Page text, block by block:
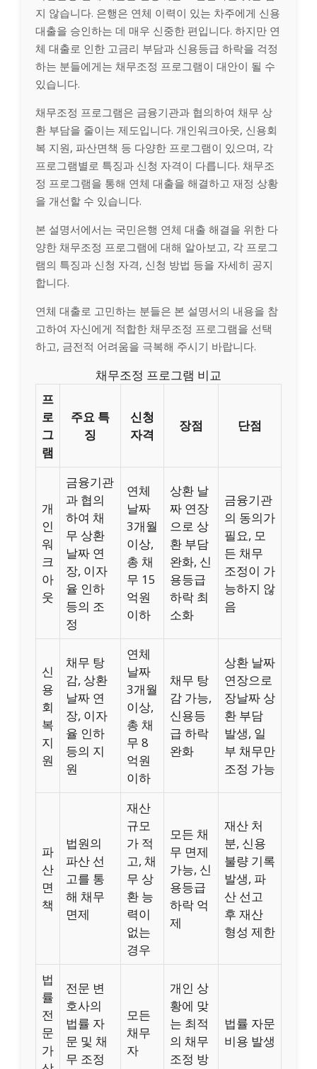
지 않습니다. 은행은 연체 이력이 있는 차주에게 신용
대출을 승인하는 데 매우 신중한 편입니다. 하지만 연
체 대출로 인한 고금리 부담과 신용등급 하락을 걱정
하는 분들에게는 채무조정 프로그램이 대안이 될 수
있습니다.
채무조정 프로그램은 금융기관과 협의하여 채무 상
환 부담을 줄이는 제도입니다. 개인워크아웃, 신용회
복 지원, 파산면책 등 다양한 프로그램이 있으며, 각
프로그램별로 특징과 신청 자격이 다릅니다. 채무조
정 프로그램을 통해 연체 대출을 해결하고 재정 상황
을 개선할 수 있습니다.
본 설명서에서는 국민은행 연체 대출 해결을 위한 다
양한 채무조정 프로그램에 대해 알아보고, 각 프로그
램의 특징과 신청 자격, 신청 방법 등을 자세히 공지
합니다.
연체 대출로 고민하는 분들은 본 설명서의 내용을 참
고하여 자신에게 적합한 채무조정 프로그램을 선택
하고, 금전적 어려움을 극복해 주시기 바랍니다.
채무조정 프로그램 비교
프
로
그
램
주요 특
징
신청
자격
장점 단점
개
인
워
크
아
웃
금융기관
과 협의
하여 채
무 상환
날짜 연
장, 이자
율 인하
등의 조
정
연체
날짜
3개월
이상,
총 채
무 15
억원
이하
상환 날
짜 연장
으로 상
환 부담
완화, 신
용등급
하락 최
소화
금융기관
의 동의가
필요, 모
든 채무
조정이 가
능하지 않
음
신
용
회
복
지
원
채무 탕
감, 상환
날짜 연
장, 이자
율 인하
등의 지
원
연체
날짜
3개월
이상,
총 채
무 8
억원
이하
채무 탕
감 가능,
신용등
급 하락
완화
상환 날짜
연장으로
장날짜 상
환 부담
발생, 일
부 채무만
조정 가능
파
산
면
책
법원의
파산 선
고를 통
해 채무
면제
재산
규모
가 적
고, 채
무 상
환 능
력이
없는
경우
모든 채
무 면제
가능, 신
용등급
하락 억
제
재산 처
분, 신용
불량 기록
발생, 파
산 선고
후 재산
형성 제한
법
률
전
문
가
전문 변
호사의
법률 자
문 및 채
무 조정
모든
채무
자
개인 상
황에 맞
는 최적
의 채무
조정 방
법률 자문
비용 발생